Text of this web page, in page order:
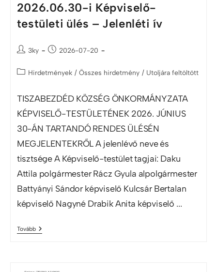
2026.06.30-i Képviselő-
testületi ülés – Jelenléti ív
3ky 2026-07-20
Hirdetmények / Összes hirdetmény / Utoljára feltöltött
TISZABEZDÉD KÖZSÉG ÖNKORMÁNYZATA
KÉPVISELŐ-TESTÜLETÉNEK 2026. JÚNIUS
30-ÁN TARTANDÓ RENDES ÜLÉSÉN
MEGJELENTEKRŐL A jelenlévő neve és
tisztsége A Képviselő-testület tagjai: Daku
Attila polgármester Rácz Gyula alpolgármester
Battyányi Sándor képviselő Kulcsár Bertalan
képviselő Nagyné Drabik Anita képviselő ...
Tovább